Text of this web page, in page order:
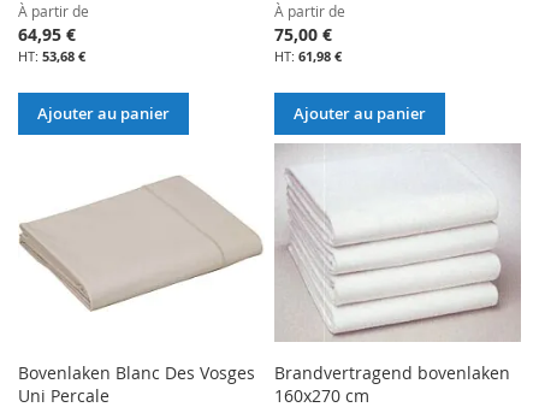
À partir de
64,95 €
53,68 €
Ajouter au panier
À partir de
75,00 €
61,98 €
Ajouter au panier
Bovenlaken Blanc Des Vosges
Uni Percale
Brandvertragend bovenlaken
160x270 cm